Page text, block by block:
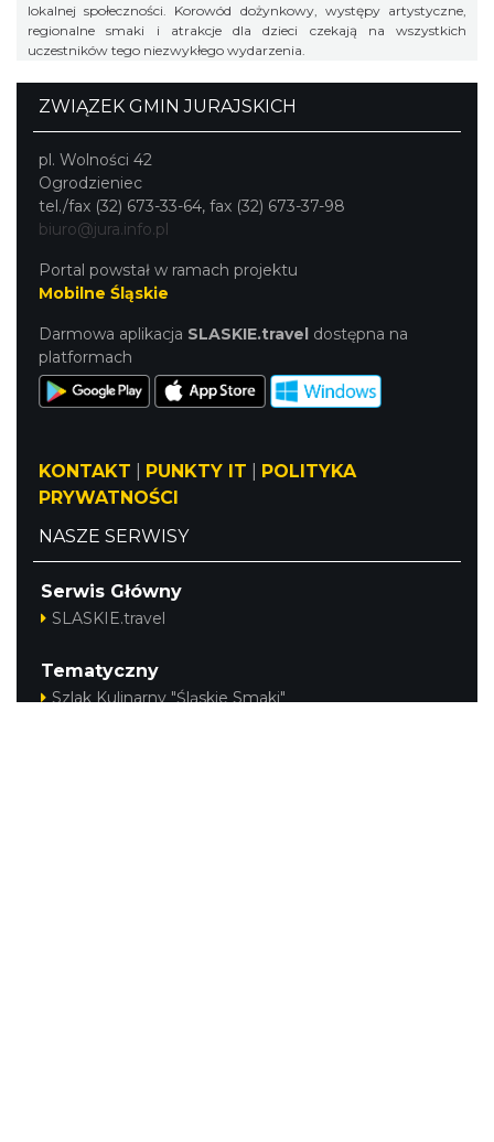
lokalnej społeczności. Korowód dożynkowy, występy artystyczne,
regionalne smaki i atrakcje dla dzieci czekają na wszystkich
uczestników tego niezwykłego wydarzenia.
ZWIĄZEK GMIN JURAJSKICH
pl. Wolności 42
Ogrodzieniec
tel./fax (32) 673-33-64, fax (32) 673-37-98
biuro@jura.info.pl
Portal powstał w ramach projektu
Mobilne Śląskie
Darmowa aplikacja SLASKIE.travel dostępna na
platformach
KONTAKT PUNKTY IT
POLITYKA
PRYWATNOŚCI
NASZE SERWISY
Serwis Główny
SLASKIE.travel
Tematyczny
Szlak Kulinarny "Śląskie Smaki"